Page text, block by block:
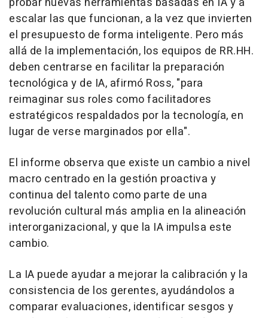
escalar las que funcionan, a la vez que invierten
el presupuesto de forma inteligente. Pero más
allá de la implementación, los equipos de RR.HH.
deben centrarse en facilitar la preparación
tecnológica y de IA, afirmó Ross, "para
reimaginar sus roles como facilitadores
estratégicos respaldados por la tecnología, en
lugar de verse marginados por ella".
El informe observa que existe un cambio a nivel
macro centrado en la gestión proactiva y
continua del talento como parte de una
revolución cultural más amplia en la alineación
interorganizacional, y que la IA impulsa este
cambio.
La IA puede ayudar a mejorar la calibración y la
consistencia de los gerentes, ayudándolos a
comparar evaluaciones, identificar sesgos y